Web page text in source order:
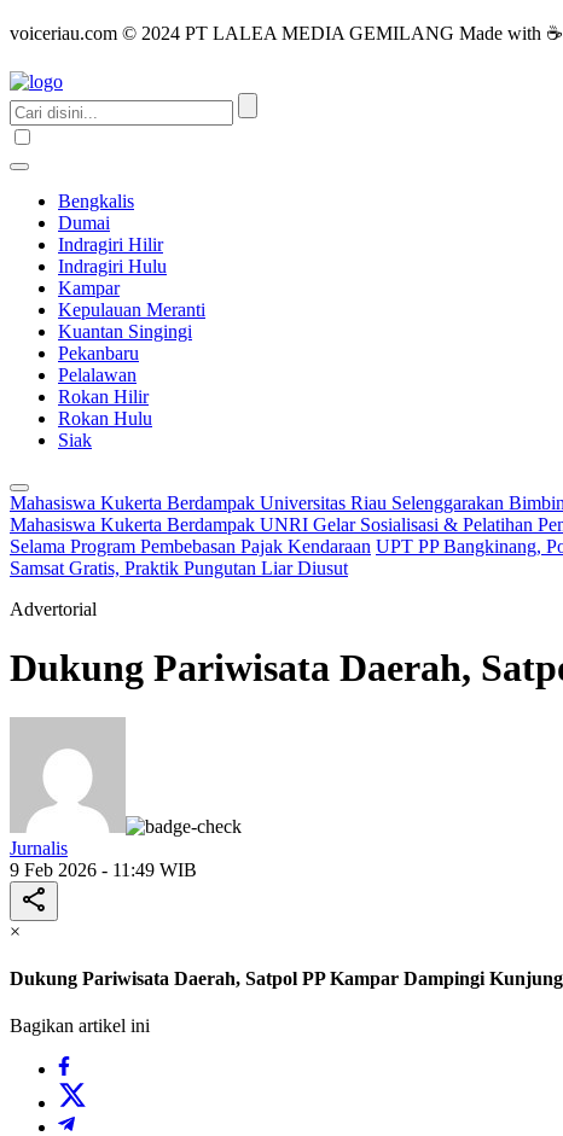
voiceriau.com © 2024 PT LALEA MEDIA GEMILANG Made with
Bengkalis
Dumai
Indragiri Hilir
Indragiri Hulu
Kampar
Kepulauan Meranti
Kuantan Singingi
Pekanbaru
Pelalawan
Rokan Hilir
Rokan Hulu
Siak
Mahasiswa Kukerta Berdampak Universitas Riau Selenggarakan
Mahasiswa Kukerta Berdampak UNRI Gelar Sosialisasi & Pelatihan
Selama Program Pembebasan Pajak Kendaraan UPT PP Bangkinang,
Samsat Gratis, Praktik Pungutan Liar Diusut
Advertorial
Dukung Pariwisata Daerah,
Jurnalis
9 Feb 2026 - 11:49 WIB
×
Dukung Pariwisata Daerah, Satpol PP Kampar Dampingi
Bagikan artikel ini